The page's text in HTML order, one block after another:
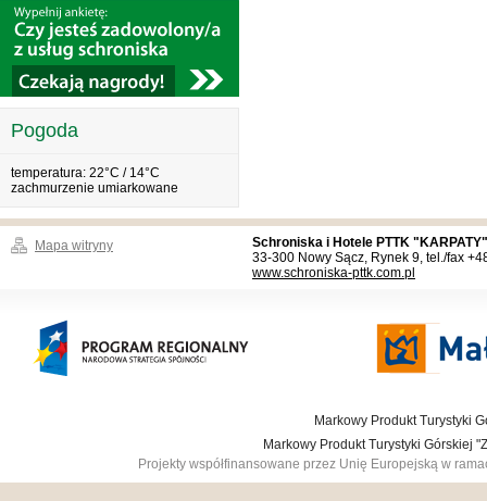
Pogoda
temperatura: 22°C / 14°C
zachmurzenie umiarkowane
Mapa witryny
Schroniska i Hotele PTTK
33-300 Nowy Sącz, Rynek 9, tel./fax
www.schroniska-pttk.com.pl
Markowy Produkt Turystyki
Markowy Produkt Turystyki Górskiej
Projekty współfinansowane przez Unię Europejską w